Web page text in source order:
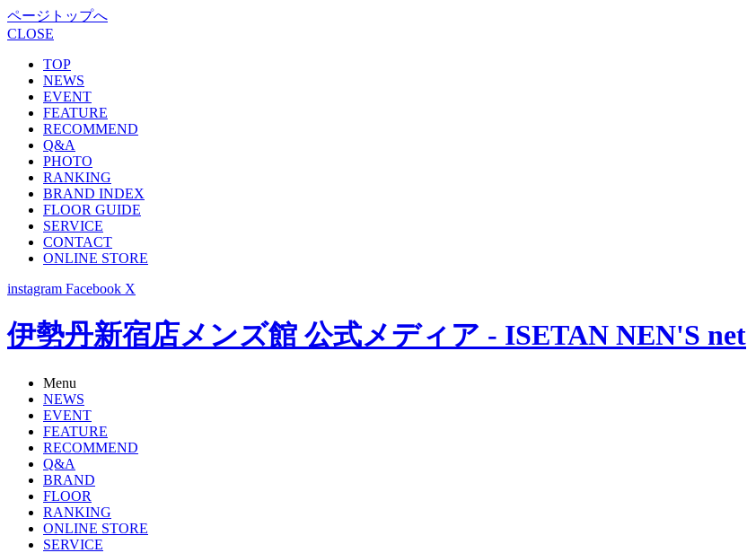
ページトップへ
CLOSE
TOP
NEWS
EVENT
FEATURE
RECOMMEND
Q&A
PHOTO
RANKING
BRAND INDEX
FLOOR GUIDE
SERVICE
CONTACT
ONLINE STORE
instagram Facebook X
伊勢丹新宿店メンズ館 公式メディア - ISETAN NEN'S net
Menu
NEWS
EVENT
FEATURE
RECOMMEND
Q&A
BRAND
FLOOR
RANKING
ONLINE STORE
SERVICE